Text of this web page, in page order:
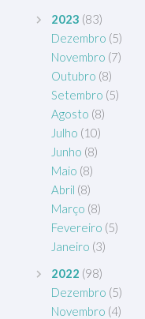
2023 (83)
Dezembro (5)
Novembro (7)
Outubro (8)
Setembro (5)
Agosto (8)
Julho (10)
Junho (8)
Maio (8)
Abril (8)
Março (8)
Fevereiro (5)
Janeiro (3)
2022 (98)
Dezembro (5)
Novembro (4)